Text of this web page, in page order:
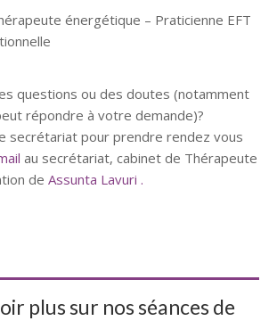
énergétique – Praticienne EFT
questions ou des doutes (notamment
répondre à votre demande)?
secrétariat pour prendre rendez vous
au secrétariat, cabinet de Thérapeute
de Assunta Lavuri .
plus sur nos séances de